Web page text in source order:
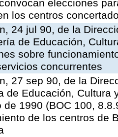
elecciones
los centros
24 jul 90, de la
de Educación,
sobre
concurrentes
27 sep 90, de la
de Educación, Cultura
de 1990 (BOC 100,
de los centros de